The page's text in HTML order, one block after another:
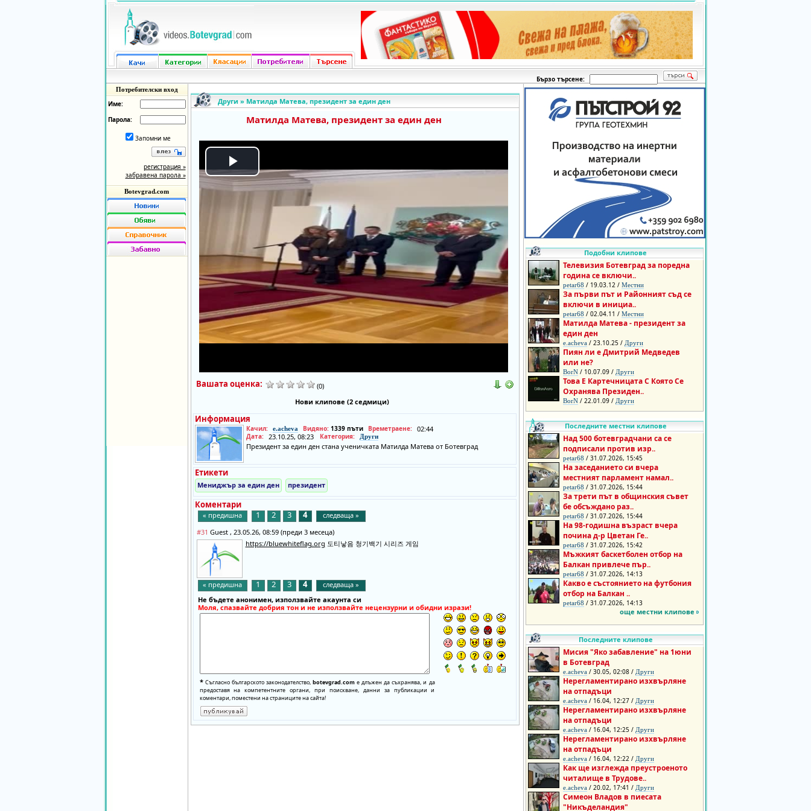
Бързо търсене:
Потребителски вход
Име:
Парола:
Запомни ме
регистрация »
забравена парола »
Botevgrad.com
Други » Maтилда Матева, президент за един ден
Maтилда Матева, президент за един ден
Play
Video
Вашата оценка:
(0)
Нови клипове (2 седмици)
Информация
Качил: e.acheva Видяно: 1339 пъти Времетраене: 02:44
Дата: 23.10.25, 08:23 Категория: Други
Президент за един ден стана ученичката Матилда Матева от Ботевград
Етикети
Мениджър за един ден президент
Коментари
« предишна 1 2 3 4
следваща »
#31 Guest , 23.05.26, 08:59 (преди 3 месеца)
https://bluewhiteflag.org 도티낳음 청기백기 시리즈 게임
« предишна 1 2 3 4
следваща »
Не бъдете анонимен, използвайте акаунта си
Моля, спазвайте добрия тон и не използвайте нецензурни и обидни изрази!
*Съгласно българското законодателство, botevgrad.comе длъжен да съхранява, и да
предоставя на компетентните органи, при поискване, данни за публикации и
коментари, поместени на страниците на сайта!
Подобни клипове
Телевизия Ботевград за поредна
година се включи..
petar68 / 19.03.12 / Местни
За първи път и Районният съд се
включи в инициа..
petar68 / 02.04.11 / Местни
Матилда Матева - президент за
един ден
e.acheva / 23.10.25 / Други
Пиян ли е Дмитрий Медведев
или не?
BorN / 10.07.09 / Други
Това Е Картечницата С Която Се
Охранява Президен..
BorN / 22.01.09 / Други
Последните местни клипове
Над 500 ботевградчани са се
подписали против изр..
petar68 / 31.07.2026, 15:45
На заседанието си вчера
местният парламент намал..
petar68 / 31.07.2026, 15:44
За трети път в общинския съвет
бе обсъждано раз..
petar68 / 31.07.2026, 15:44
На 98-годишна възраст вчера
почина д-р Цветан Ге..
petar68 / 31.07.2026, 15:42
Мъжкият баскетболен отбор на
Балкан привлече пър..
petar68 / 31.07.2026, 14:13
Какво е състоянието на футбония
отбор на Балкан ..
petar68 / 31.07.2026, 14:13
още местни клипове
Последните клипове
Мисия "Яко забавление" на 1юни
в Ботевград
e.acheva / 30.05, 02:08 / Други
Нерегламентирано изхвърляне
на отпадъци
e.acheva / 16.04, 12:27 / Други
Нерегламентирано изхвърляне
на отпадъци
e.acheva / 16.04, 12:25 / Други
Нерегламентирано изхвърляне
на отпадъци
e.acheva / 16.04, 12:22 / Други
Как ще изглежда преустроеното
читалище в Трудове..
e.acheva / 20.02, 17:41 / Други
Симеон Владов в пиесата
"Никъделандия"